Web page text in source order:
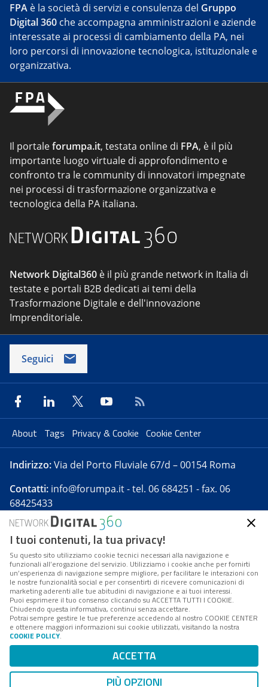
FPA è la società di servizi e consulenza del Gruppo
Digital 360 che accompagna amministrazioni e aziende
interessate ai processi di cambiamento della PA, nei
loro percorsi di innovazione tecnologica, istituzionale e
organizzativa.
Il portaleforumpa.it, testata online di FPA, è il più
importante luogo virtuale di approfondimento e
confronto tra le community di innovatori impegnate
nei processi di trasformazione organizzativa e
tecnologica della PA italiana.
Network Digital360 è il più grande network in Italia di
testate e portali B2B dedicati ai temi della
Trasformazione Digitale e dell'innovazione
Imprenditoriale.
Seguici
About Tags Privacy & Cookie Cookie Center
Indirizzo:Via del Porto Fluviale 67/d – 00154 Roma
Contatti: info@forumpa.it- tel. 06 684251 - fax. 06
68425433
Forumpa.itè una pubblicazione telematica iscritta
presso Registro della stampa del Tribunale di Roma -
Reg. n. 182 del 2 maggio 2008 - Direttore resp. Michela
Stentella
FPA s.r.l. è società soggetta a Direzione e
Coordinamento da parte di Digital360 S.p.A. - FPA s.r.l.
è un'azienda certificata per il sistema di management
Codice Fiscale/Partita IVA n. 10693191008 - R.E.A. Roma
n. 1249791. ISP AWS
Mappa del sito
I tuoi contenuti, la tua privacy!
Su questo sito utilizziamo cookie tecnici necessari alla navigazione e
funzionali all’erogazione del servizio. Utilizziamo i cookie anche per fornirti
un’esperienza di navigazione sempre migliore, per facilitare le interazioni con
le nostre funzionalità social e per consentirti di ricevere comunicazioni di
marketing aderenti alle tue abitudini di navigazione e ai tuoi interessi.
Puoi esprimere il tuo consenso cliccando su ACCETTA TUTTI I COOKIE.
Chiudendo questa informativa, continui senza accettare.
Potrai sempre gestire le tue preferenze accedendo al nostro COOKIE CENTER
e ottenere maggiori informazioni sui cookie utilizzati, visitando la nostra
COOKIE POLICY.
ACCETTA
PIÙ OPZIONI